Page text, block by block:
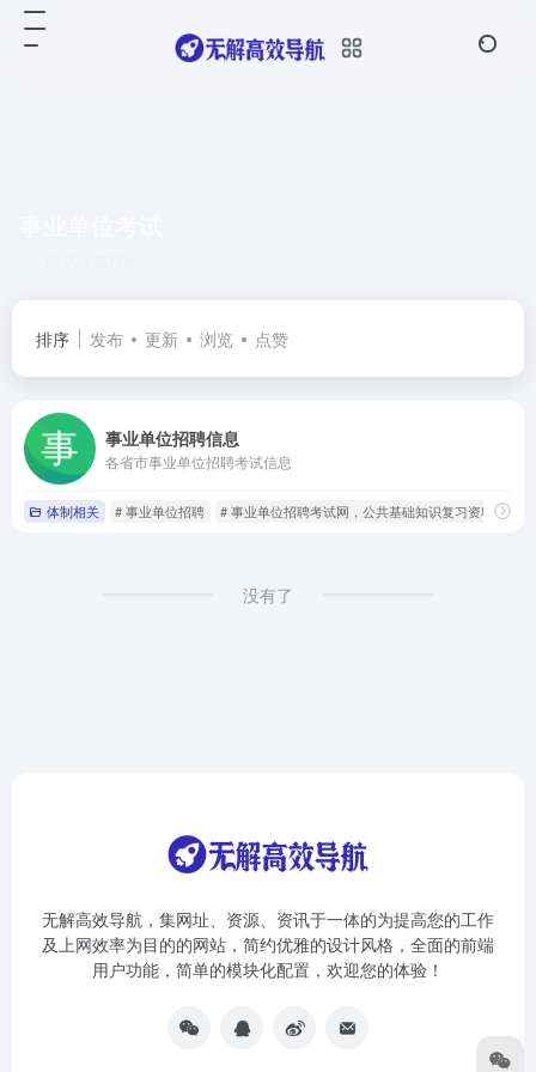
排序 发布 更新 浏览 点赞
事业单位招聘信息
各省市事业单位招聘考试信息
体制相关 # 事业单位招聘 # 事业单位招聘考试网，公共基础知识复习资料 #
没有了
无解高效导航，集网址、资源、资讯于一体的为提高您的工作
及上网效率为目的的网站，简约优雅的设计风格，全面的前端
用户功能，简单的模块化配置，欢迎您的体验！